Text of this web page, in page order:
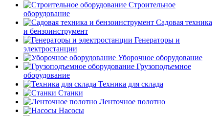
Строительное
оборудование
Садовая техника
и бензоинструмент
Генераторы и
электростанции
Уборочное оборудование
Грузоподъемное
оборудование
Техника для склада
Станки
Ленточное полотно
Насосы